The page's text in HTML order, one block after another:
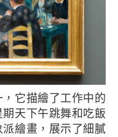
天下午跳舞和吃飯
繪畫，展示了細膩